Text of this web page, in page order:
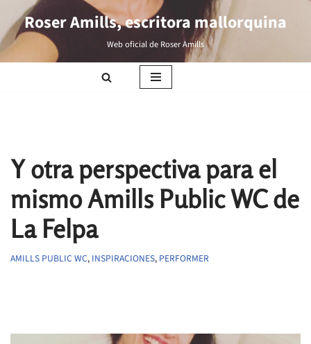
Saltar
Roser Amills, escritora mallorquina
Web oficial de Roser Amills
Y otra perspectiva para el
mismo Amills Public WC de
La Felpa
AMILLS PUBLIC WC, INSPIRACIONES, PERFORMER